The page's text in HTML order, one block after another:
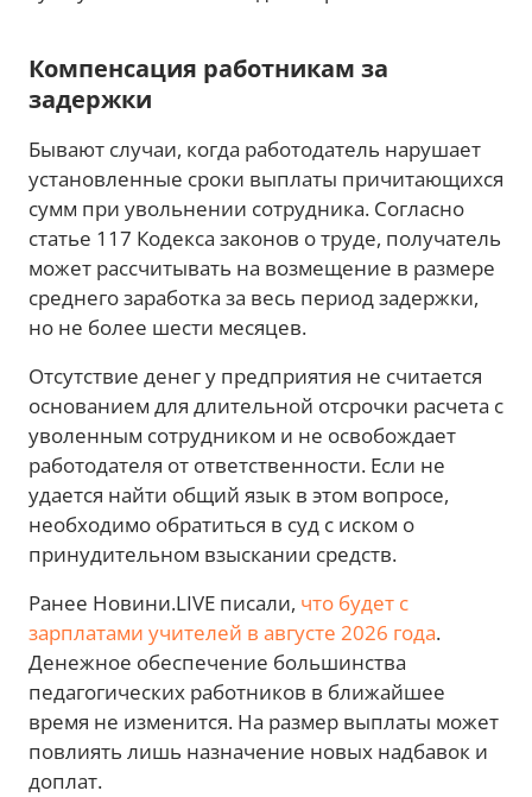
Компенсация работникам за
задержки
Бывают случаи, когда работодатель нарушает
установленные сроки выплаты причитающихся
сумм при увольнении сотрудника. Согласно
статье 117 Кодекса законов о труде, получатель
может рассчитывать на возмещение в размере
среднего заработка за весь период задержки,
но не более шести месяцев.
Отсутствие денег у предприятия не считается
основанием для длительной отсрочки расчета с
уволенным сотрудником и не освобождает
работодателя от ответственности. Если не
удается найти общий язык в этом вопросе,
необходимо обратиться в суд с иском о
принудительном взыскании средств.
Ранее Новини.LIVE писали, что будет с
зарплатами учителей в августе 2026 года.
Денежное обеспечение большинства
педагогических работников в ближайшее
время не изменится. На размер выплаты может
повлиять лишь назначение новых надбавок и
доплат.